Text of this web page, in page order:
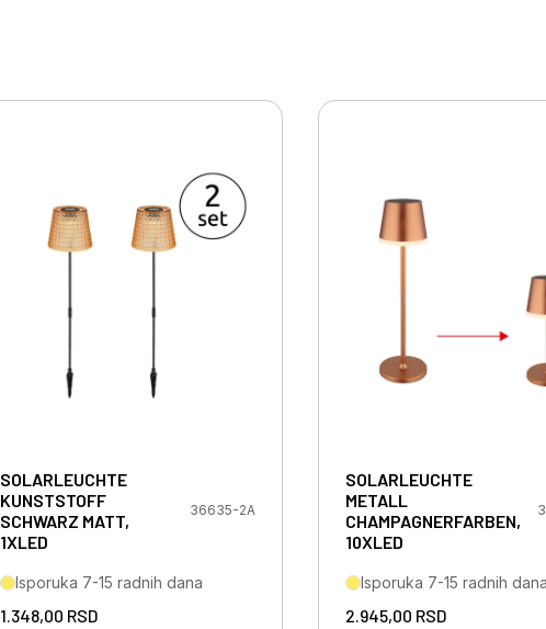
SOLARLEUCHTE
KUNSTSTOFF
SCHWARZ MATT,
1XLED
36635-2A
Isporuka 7-15 radnih dana
1.348,00 RSD
SOLARLEUCHTE
METALL
CHAMPAGNERFARBEN,
10XLED
Isporuka 7-15 radnih dana
2.945,00 RSD